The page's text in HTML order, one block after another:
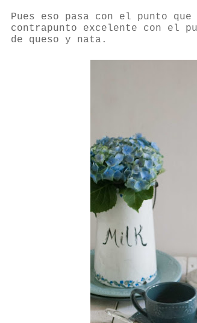
Pues eso pasa con el punto
contrapunto excelente con el
de queso y nata.